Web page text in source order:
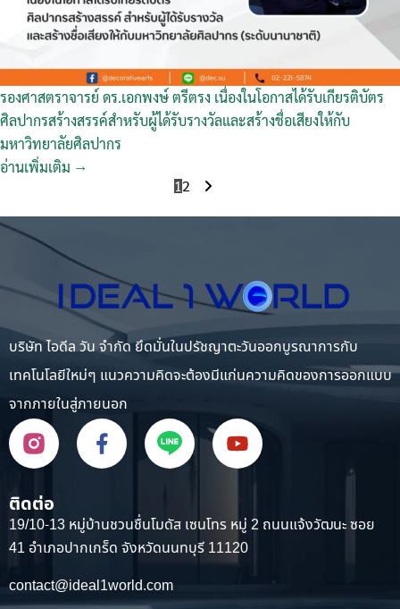
รองศาสตราจารย์ ดร.เอกพงษ์ ตรีตรง เนื่องในโอกาสได้รับเกียรติบัตร
ศิลปากรสร้างสรรค์สำหรับผู้ได้รับรางวัลและสร้างชื่อเสียงให้กับ
มหาวิทยาลัยศิลปากร
อ่านเพิ่มเติม →
12
บริษัท ไอดีล วัน จำกัด ยึดมั่นในปรัชญาตะวันออกบูรณาการกับ
เทคโนโลยีใหม่ๆ แนวความคิดจะต้องมีแก่นความคิดของการออกแบบ
จากภายในสู่ภายนอก
ติดต่อ
19/10-13 หมู่บ้านชวนชื่นโมดัส เซนโทร หมู่ 2 ถนนแจ้งวัฒนะ ซอย
41 อำเภอปากเกร็ด จังหวัดนนทบุรี 11120
contact@ideal1world.com